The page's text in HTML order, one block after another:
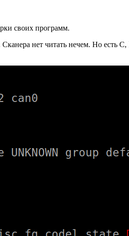
своих программ.
нет читать нечем. Но есть